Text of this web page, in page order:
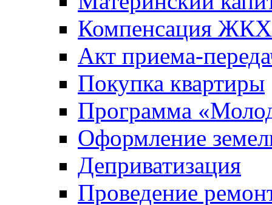
Компенсация ЖКХ
Акт приема-
Покупка квартиры
Программа
Оформление
Деприватизация
Проведение